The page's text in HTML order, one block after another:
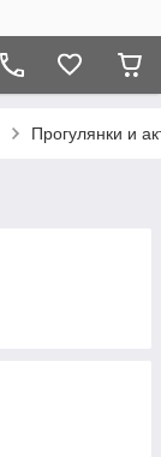
Прогулянки и